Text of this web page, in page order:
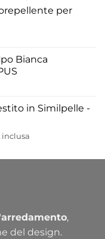
€
per
Bianca
in Similpelle -
inclusa
arredamento,
del design.